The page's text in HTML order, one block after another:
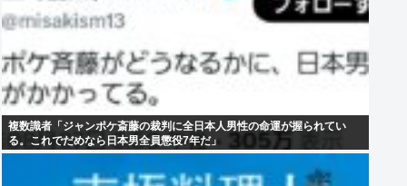
複数識者「ジャンポケ斎藤の裁判に全日本人男性の命運が握られてい
る。これでだめなら日本男全員懲役7年だ」